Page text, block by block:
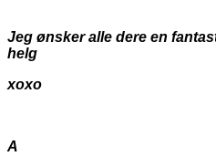
Jeg ønsker alle dere en
helg
xoxo
A